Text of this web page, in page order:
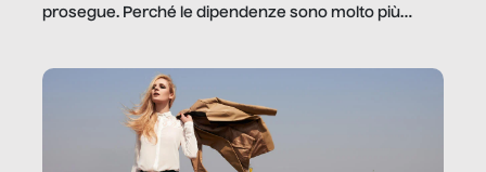
prosegue. Perché le dipendenze sono molto più
trae un guadagno. In questo reportage vediamo
quale e come.